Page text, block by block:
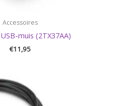
Accessoires
muis (2TX37AA)
€11,95